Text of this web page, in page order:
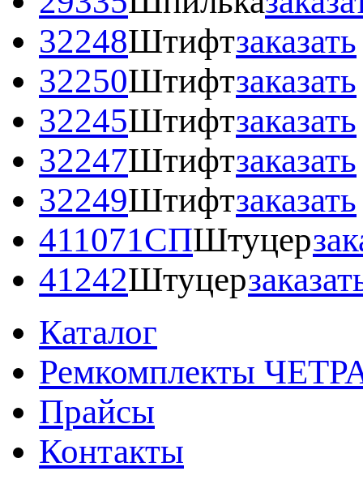
32248Штифтзаказать
32250Штифтзаказать
32245Штифтзаказать
32247Штифтзаказать
32249Штифтзаказать
411071СПШтуцер
41242Штуцер
Каталог
Ремкомплекты
Прайсы
Контакты